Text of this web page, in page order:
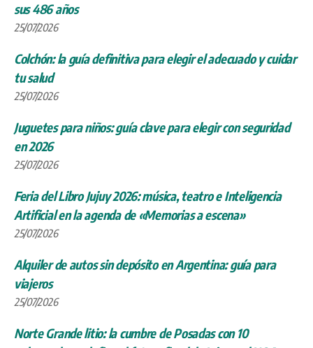
sus 486 años
25/07/2026
Colchón: la guía definitiva para elegir el adecuado y cuidar
tu salud
25/07/2026
Juguetes para niños: guía clave para elegir con seguridad
en 2026
25/07/2026
Feria del Libro Jujuy 2026: música, teatro e Inteligencia
Artificial en la agenda de «Memorias a escena»
25/07/2026
Alquiler de autos sin depósito en Argentina: guía para
viajeros
25/07/2026
Norte Grande litio: la cumbre de Posadas con 10